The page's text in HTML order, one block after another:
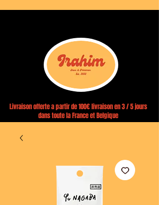
Livraison offerte a partir de 100€ livraison en 3 / 5 jours
dans toute la France et Belgique